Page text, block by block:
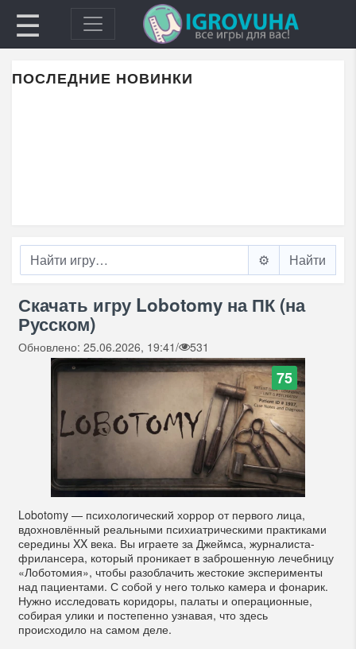
☰
ПОСЛЕДНИЕ НОВИНКИ
⚙️
Скачать игру Lobotomy на ПК (на
Русском)
Обновлено: 25.06.2026, 19:41/ 531
75
Lobotomy — психологический хоррор от первого лица,
вдохновлённый реальными психиатрическими практиками
середины XX века. Вы играете за Джеймса, журналиста-
фрилансера, который проникает в заброшенную лечебницу
«Лоботомия», чтобы разоблачить жестокие эксперименты
над пациентами. С собой у него только камера и фонарик.
Нужно исследовать коридоры, палаты и операционные,
собирая улики и постепенно узнавая, что здесь
происходило на самом деле.